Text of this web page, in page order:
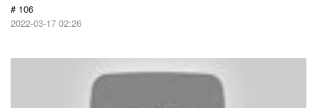
# 106
2022-03-17 02:26